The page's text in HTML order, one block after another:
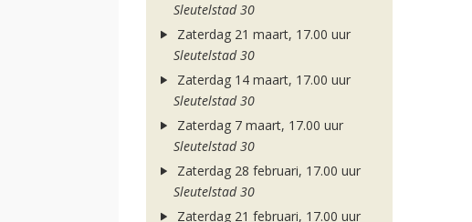
Sleutelstad 30
Zaterdag 21 maart, 17.00 uur
Sleutelstad 30
Zaterdag 14 maart, 17.00 uur
Sleutelstad 30
Zaterdag 7 maart, 17.00 uur
Sleutelstad 30
Zaterdag 28 februari, 17.00 uur
Sleutelstad 30
Zaterdag 21 februari, 17.00 uur